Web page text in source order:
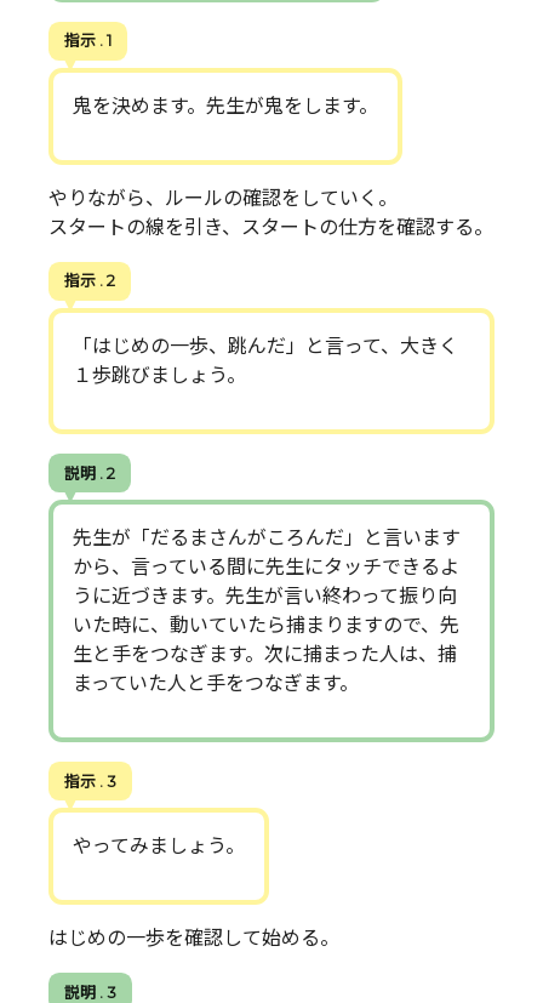
指示 . 1
鬼を決めます。先生が鬼をします。
やりながら、ルールの確認をしていく。
スタートの線を引き、スタートの仕方を確認する。
指示 . 2
「はじめの一歩、跳んだ」と言って、大きく
１歩跳びましょう。
説明 . 2
先生が「だるまさんがころんだ」と言います
から、言っている間に先生にタッチできるよ
うに近づきます。先生が言い終わって振り向
いた時に、動いていたら捕まりますので、先
生と手をつなぎます。次に捕まった人は、捕
まっていた人と手をつなぎます。
指示 . 3
やってみましょう。
はじめの一歩を確認して始める。
説明 . 3